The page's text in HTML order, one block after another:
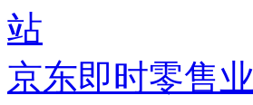
站
京东即时零售